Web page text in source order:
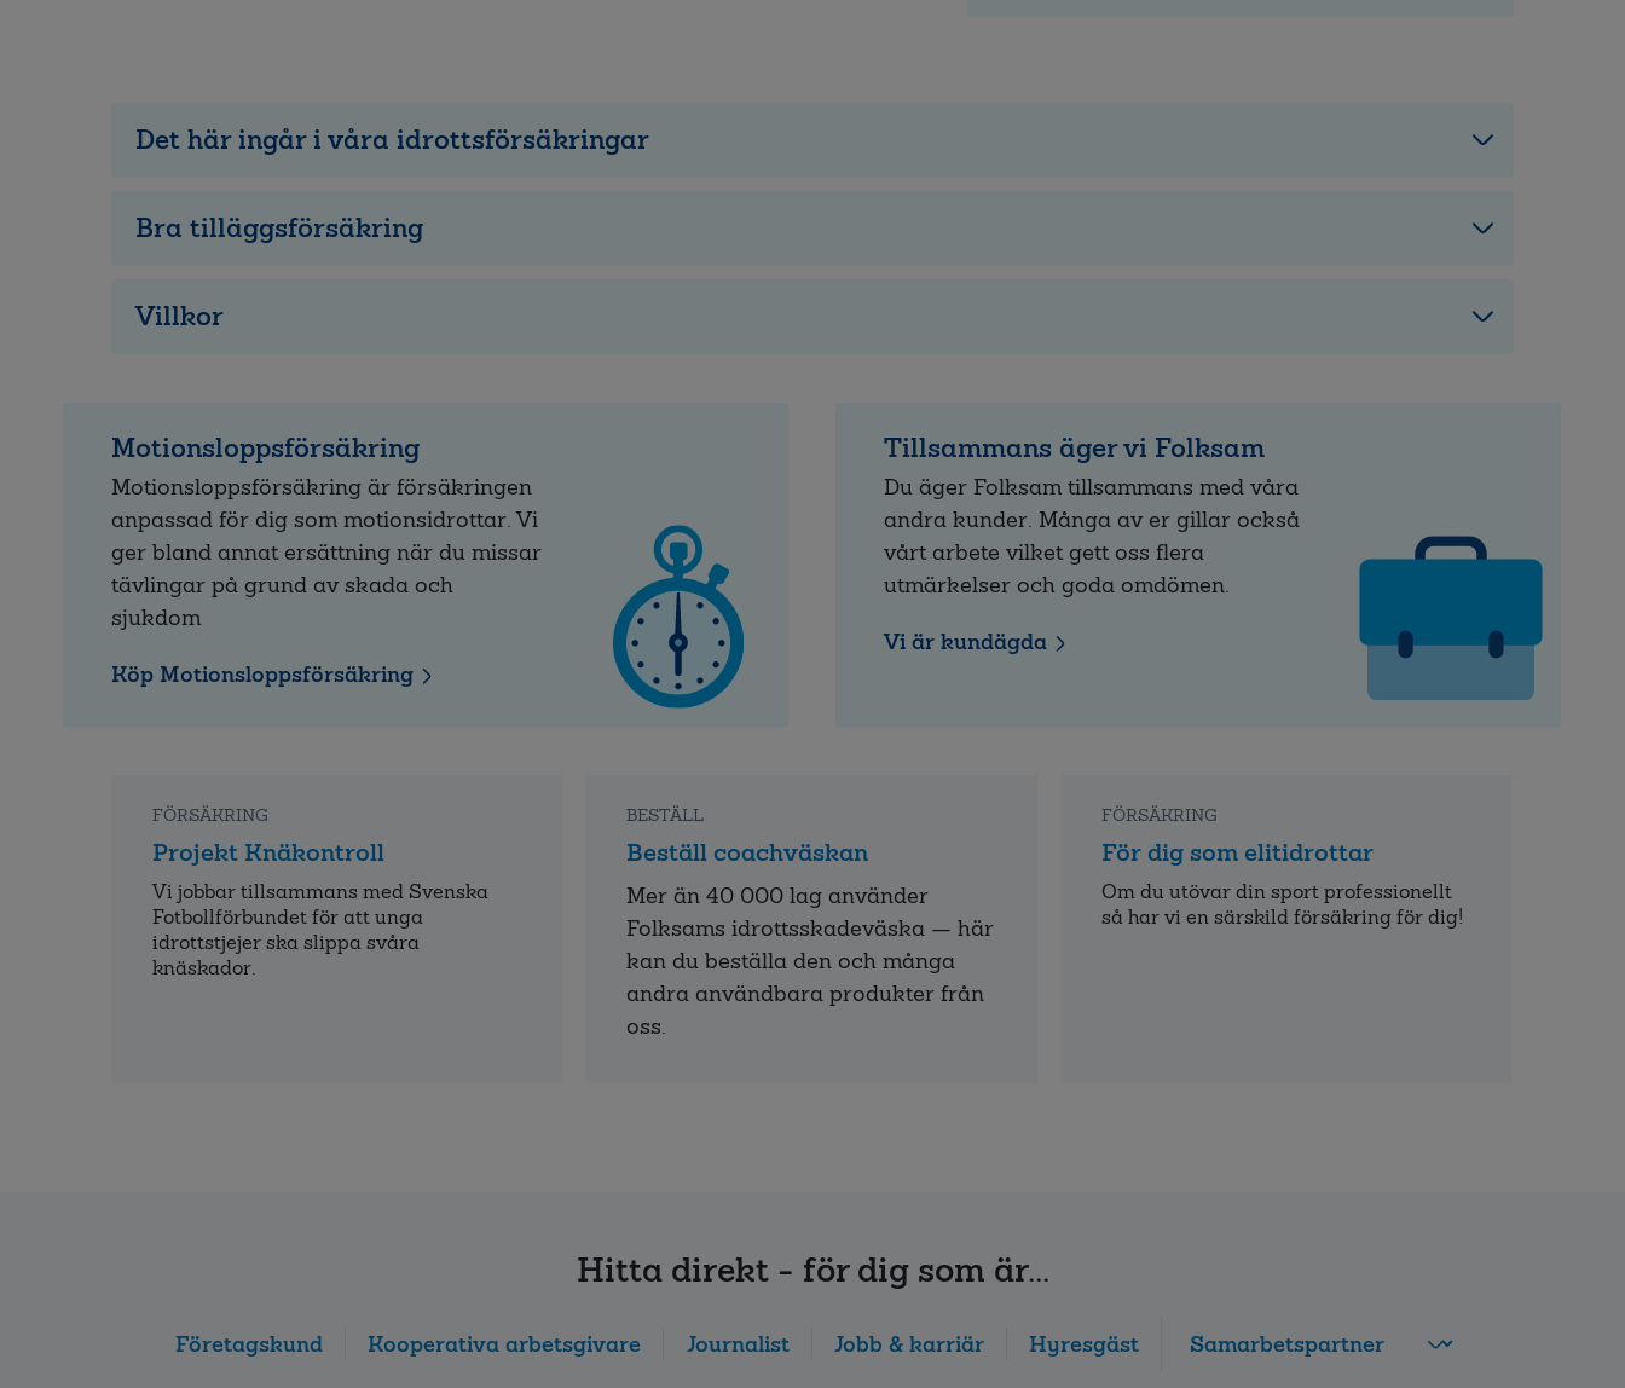
Det här ingår i våra idrottsförsäkringar
Bra tilläggsförsäkring
Villkor
Motionsloppsförsäkring
Motionsloppsförsäkring är försäkringen
anpassad för dig som motionsidrottar. Vi
ger bland annat ersättning när du missar
tävlingar på grund av skada och
sjukdom
Köp Motionsloppsförsäkring
Tillsammans äger vi Folksam
Du äger Folksam tillsammans med våra
andra kunder. Många av er gillar också
vårt arbete vilket gett oss flera
utmärkelser och goda omdömen.
Vi är kundägda
FÖRSÄKRING
Projekt Knäkontroll
Vi jobbar tillsammans med Svenska
Fotbollförbundet för att unga
idrottstjejer ska slippa svåra
knäskador.
BESTÄLL
Beställ coachväskan
Mer än 40 000 lag använder
Folksams idrottsskadeväska — här
kan du beställa den och många
andra användbara produkter från
oss.
FÖRSÄKRING
För dig som elitidrottar
Om du utövar din sport professionellt
så har vi en särskild försäkring för dig!
Hitta direkt - för dig som är...
Företagskund Kooperativa arbetsgivare Journalist Jobb & karriär
Hyresgäst